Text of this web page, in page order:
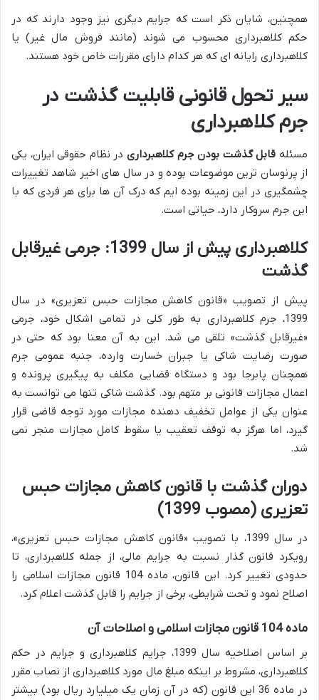
همچنین، شایان ذکر است که جرایم دیگری نیز وجود دارند که در
حکم کلاهبرداری محسوب می شوند (مانند فروش مال غیر) یا
کلاهبرداری رایانه ای که هر کدام دارای مقررات خاص خود هستند.
سیر تحول قانونی قابلیت گذشت در
جرم کلاهبرداری
مسئله قابل گذشت بودن جرم کلاهبرداری در نظام حقوقی ایران، یکی
از پرنوسان ترین موضوعات بوده و در سال های اخیر شاهد تغییرات
چشمگیری در این زمینه بوده ایم که درک آن ها برای هر فردی که با
این جرم سروکار دارد، حیاتی است.
کلاهبرداری پیش از سال 1399: جرمی غیرقابل
گذشت
پیش از تصویب «قانون کاهش مجازات حبس تعزیری» در سال
1399، جرم کلاهبرداری به طور کلی در تمامی اشکال خود، جرمی
«غیرقابل گذشت» تلقی می شد. این به آن معنا بود که حتی در
صورت رضایت شاکی یا جبران خسارت وارده، جنبه عمومی جرم
همچنان پابرجا بود و دستگاه قضایی مکلف به پیگیری پرونده و
اعمال مجازات قانونی بر متهم بود. گذشت شاکی تنها می توانست به
عنوان یکی از عوامل تخفیف دهنده مجازات مورد توجه قاضی قرار
گیرد، اما هرگز به توقف تعقیب یا سقوط کامل مجازات منجر نمی
شد.
دوران گذشت با قانون کاهش مجازات حبس
تعزیری (مصوب 1399)
در سال 1399، با تصویب «قانون کاهش مجازات حبس تعزیری»،
رویکرد قانون گذار نسبت به جرایم مالی، از جمله کلاهبرداری، تا
حدودی تغییر کرد. این قانون، ماده 104 قانون مجازات اسلامی را
اصلاح نمود و تحت شرایطی، برخی از جرایم را قابل گذشت اعلام کرد.
ماده 104 قانون مجازات اسلامی و اصلاحات آن
بر اساس اصلاحیه سال 1399، جرایم کلاهبرداری و جرایم در حکم
کلاهبرداری، مشروط بر اینکه مبلغ مال مورد کلاهبرداری از نصاب مقرر
در ماده 36 این قانون (که در آن زمان یک میلیارد ریال بود) بیشتر